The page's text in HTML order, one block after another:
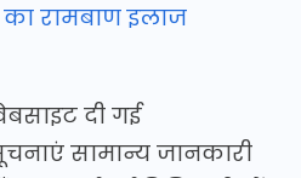
रामबाण इलाज
दी गई
सामान्य जानकारी